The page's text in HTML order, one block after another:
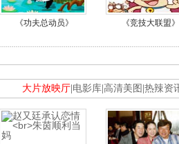
《功夫总动员》 《竞技大联盟》
大片放映厅 电影库 高清美图 热辣资